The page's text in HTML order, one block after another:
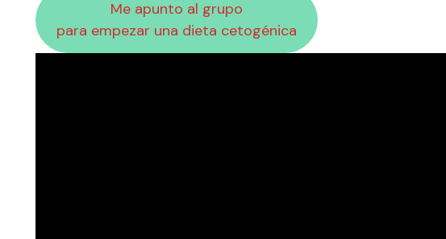
Me apunto al grupo
para empezar una dieta cetogénica